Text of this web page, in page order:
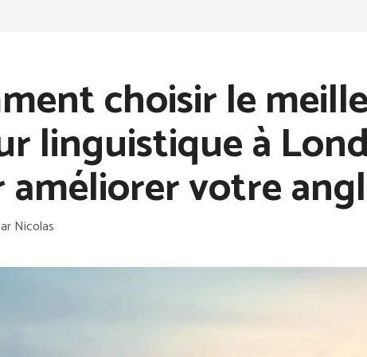
choisir le
linguistique à
votre
Nicolas